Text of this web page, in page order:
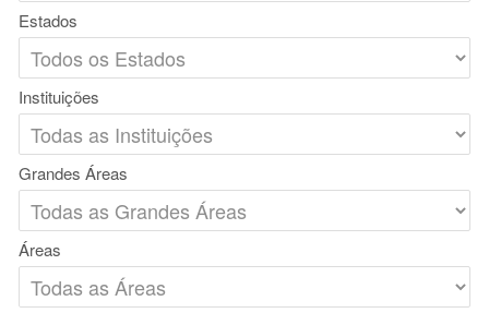
Estados
Instituições
Grandes Áreas
Áreas